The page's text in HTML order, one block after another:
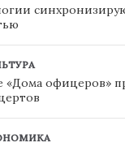
«Дома офицеров»